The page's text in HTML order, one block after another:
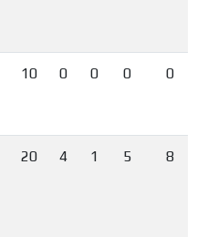
10 0 0 0 0
20 4 1 5 8